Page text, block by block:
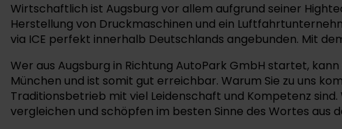
Wirtschaftlich ist Augsburg vor allem aufgrund seiner
Herstellung von Druckmaschinen und ein
via ICE perfekt innerhalb Deutschlands angebunden. Mit
Wer aus Augsburg in Richtung AutoPark GmbH startet,
München und ist somit gut erreichbar. Warum Sie zu uns
Traditionsbetrieb mit viel Leidenschaft und Kompetenz
vergleichen und schöpfen im besten Sinne des Wortes aus